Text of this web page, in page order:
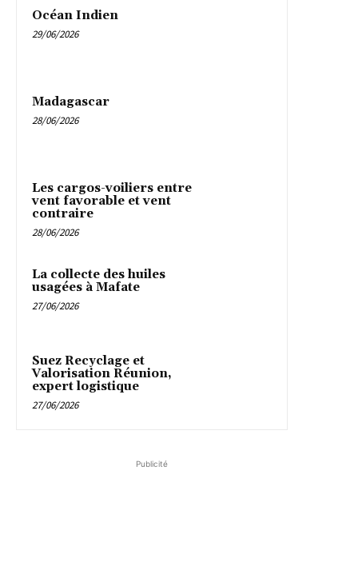
Océan Indien
29/06/2026
Madagascar
28/06/2026
Les cargos-voiliers entre
vent favorable et vent
contraire
28/06/2026
La collecte des huiles
usagées à Mafate
27/06/2026
Suez Recyclage et
Valorisation Réunion,
expert logistique
27/06/2026
Publicité